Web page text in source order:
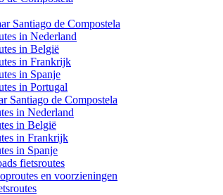
Santiago de Compostela
in Nederland
in België
in Frankrijk
in Spanje
in Portugal
Santiago de Compostela
in Nederland
in België
in Frankrijk
in Spanje
fietsroutes
en voorzieningen